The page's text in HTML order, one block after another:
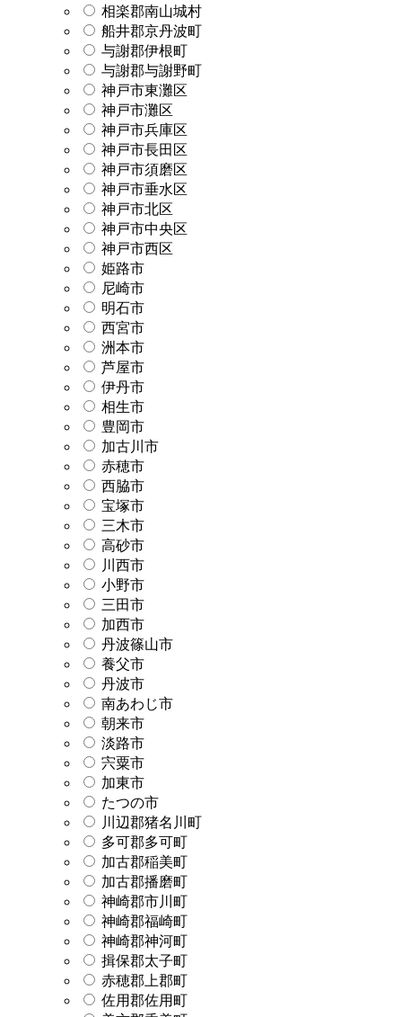
相楽郡南山城村
船井郡京丹波町
与謝郡伊根町
与謝郡与謝野町
神戸市東灘区
神戸市灘区
神戸市兵庫区
神戸市長田区
神戸市須磨区
神戸市垂水区
神戸市北区
神戸市中央区
神戸市西区
姫路市
尼崎市
明石市
西宮市
洲本市
芦屋市
伊丹市
相生市
豊岡市
加古川市
赤穂市
西脇市
宝塚市
三木市
高砂市
川西市
小野市
三田市
加西市
丹波篠山市
養父市
丹波市
南あわじ市
朝来市
淡路市
宍粟市
加東市
たつの市
川辺郡猪名川町
多可郡多可町
加古郡稲美町
加古郡播磨町
神崎郡市川町
神崎郡福崎町
神崎郡神河町
揖保郡太子町
赤穂郡上郡町
佐用郡佐用町